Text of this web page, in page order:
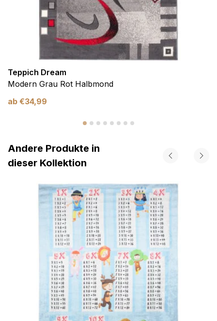
Teppich Dream
Modern Grau Rot Halbmond
ab €34,99
Andere Produkte in
dieser Kollektion